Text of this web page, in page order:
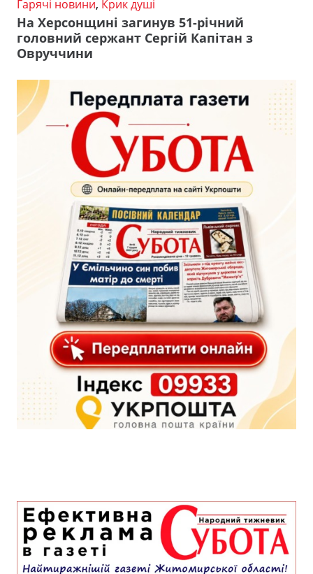
Гарячі новини, Крик душі
На Херсонщині загинув 51-річний
головний сержант Сергій Капітан з
Овруччини